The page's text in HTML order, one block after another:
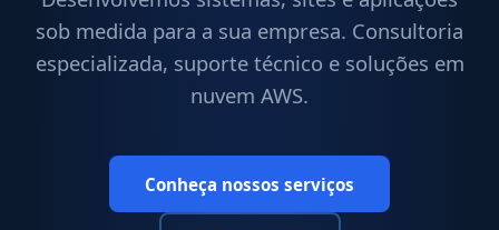
sob medida para a sua empresa. Consultoria
especializada, suporte técnico e soluções em
nuvem AWS.
Conheça nossos serviços